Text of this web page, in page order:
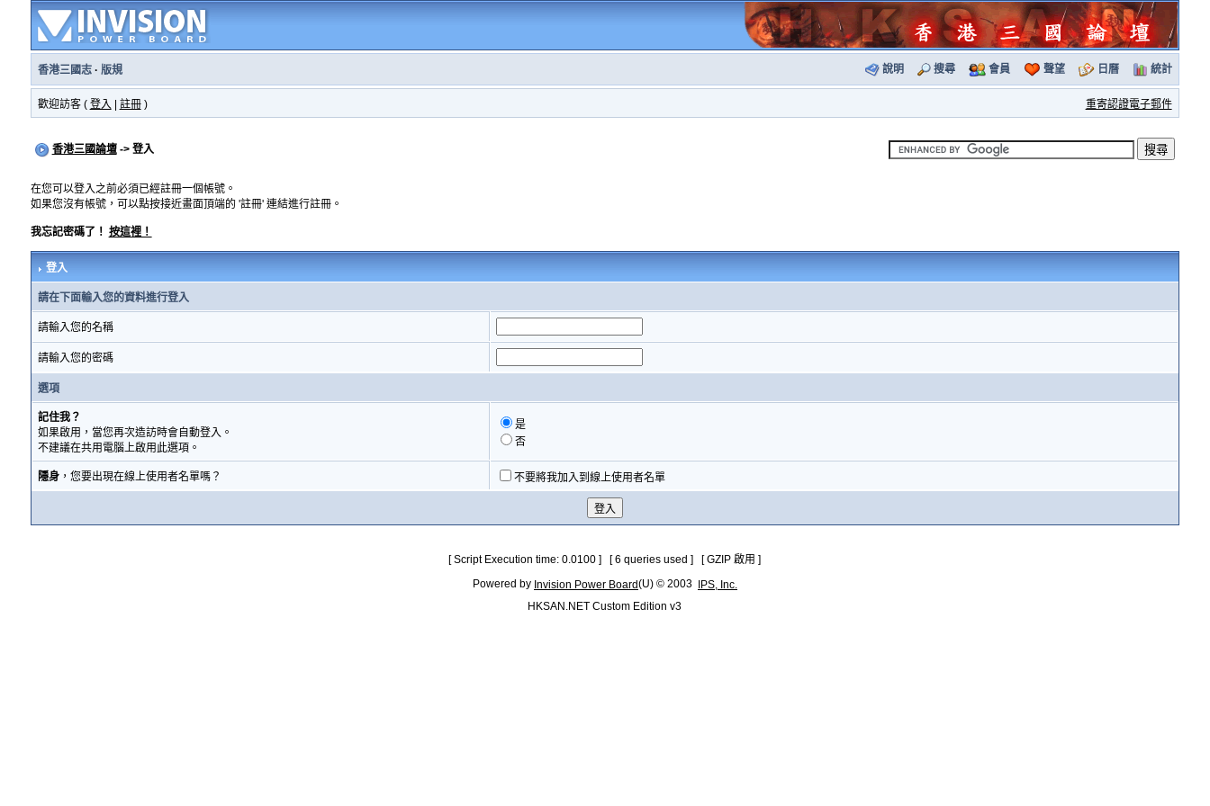
香港三國志· 版規 說明 搜尋 會員 聲望 日曆 統計
歡迎訪客 ( 登入 註冊) 重寄認證電子郵件
香港三國論壇-> 登入
在您可以登入之前必須已經註冊一個帳號。
如果您沒有帳號，可以點按接近畫面頂端的 '註冊' 連結進行註冊。
我忘記密碼了！ 按這裡！
登入
請在下面輸入您的資料進行登入
請輸入您的名稱
請輸入您的密碼
選項
記住我？
如果啟用，當您再次造訪時會自動登入。
不建議在共用電腦上啟用此選項。
是
否
隱身，您要出現在線上使用者名單嗎？ 不要將我加入到線上使用者名單
[ Script Execution time: 0.0100 ] [ 6 queries used ] [ GZIP 啟用 ]
Powered by Invision Power Board(U) © 2003
IPS, Inc.
HKSAN.NET Custom Edition v3